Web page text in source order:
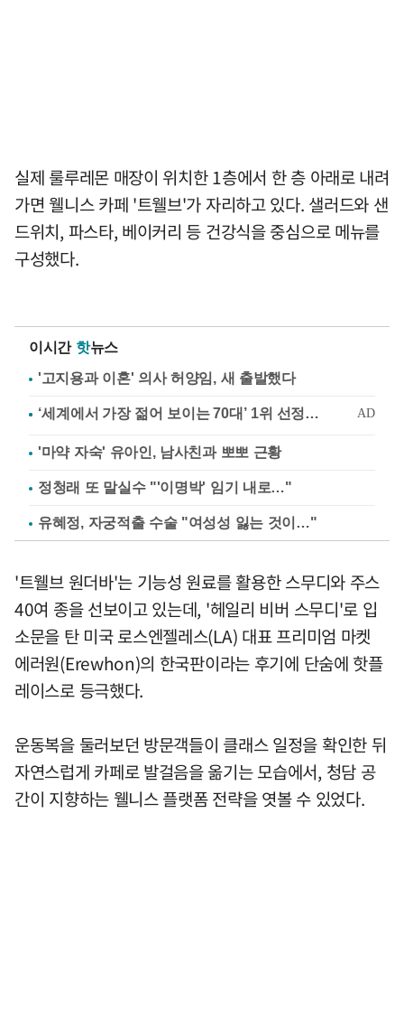
실제 룰루레몬 매장이 위치한 1층에서 한 층 아래로 내려
가면 웰니스 카페 '트웰브'가 자리하고 있다. 샐러드와 샌
드위치, 파스타, 베이커리 등 건강식을 중심으로 메뉴를
구성했다.
이시간 핫뉴스
'고지용과 이혼' 의사 허양임, 새 출발했다
'마약 자숙' 유아인, 남사친과 뽀뽀 근황
정청래 또 말실수 "'이명박' 임기 내로…"
유혜정, 자궁적출 수술 "여성성 잃는 것이…"
'트웰브 원더바'는 기능성 원료를 활용한 스무디와 주스
40여 종을 선보이고 있는데, '헤일리 비버 스무디'로 입
소문을 탄 미국 로스엔젤레스(LA) 대표 프리미엄 마켓
에러원(Erewhon)의 한국판이라는 후기에 단숨에 핫플
레이스로 등극했다.
운동복을 둘러보던 방문객들이 클래스 일정을 확인한 뒤
자연스럽게 카페로 발걸음을 옮기는 모습에서, 청담 공
간이 지향하는 웰니스 플랫폼 전략을 엿볼 수 있었다.